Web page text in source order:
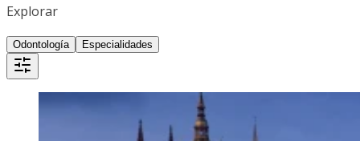
Explorar
Odontología Especialidades